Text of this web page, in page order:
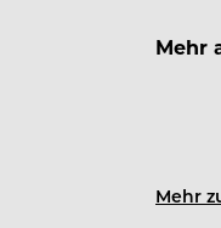
Mehr
Mitten
Mehr